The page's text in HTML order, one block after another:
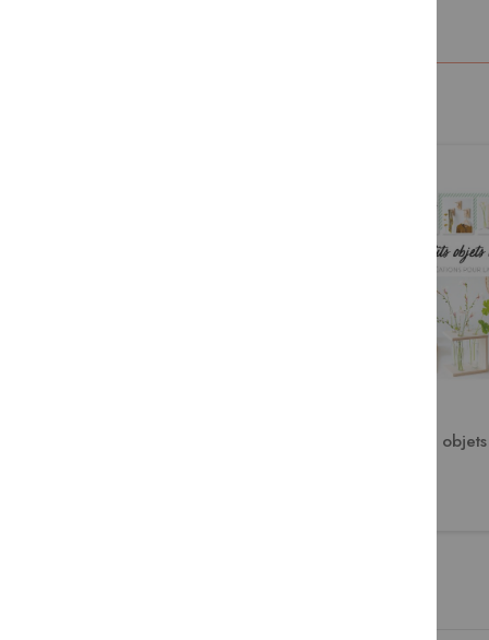
Petits